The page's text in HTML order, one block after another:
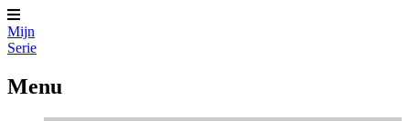
Mijn
Serie
Menu